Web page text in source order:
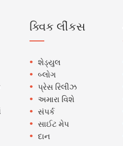
ક્વિક લીંકસ
શેડ્યુલ
બ્લોગ
પ્રેસ રિલીઝ
અમારા વિશે
સંપર્ક
સાઈટ મેપ
દાન